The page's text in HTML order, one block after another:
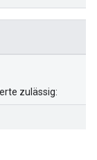
zulässig: